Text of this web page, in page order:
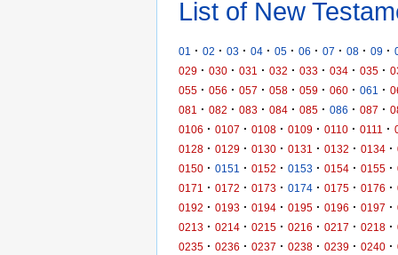
List of New
01 · 02 · 03 · 04 · 05 · 06 · 07 · 08 · 09 ·
029 · 030 · 031 · 032 · 033 · 034 · 035 ·
055 · 056 · 057 · 058 · 059 · 060 · 061 ·
081
· 082 · 083 · 084 · 085 · 086 · 087 ·
0106 · 0107 · 0108 · 0109 · 0110 · 0111 ·
0128 · 0129 · 0130 · 0131 · 0132 · 0134 ·
0150 · 0151 · 0152 · 0153 · 0154 · 0155 ·
0171
· 0172 · 0173 · 0174 · 0175 · 0176 ·
0192 · 0193 · 0194 · 0195 · 0196 · 0197 ·
0213 · 0214 · 0215 · 0216 · 0217 · 0218 ·
0235 · 0236 · 0237 · 0238 · 0239 · 0240 ·